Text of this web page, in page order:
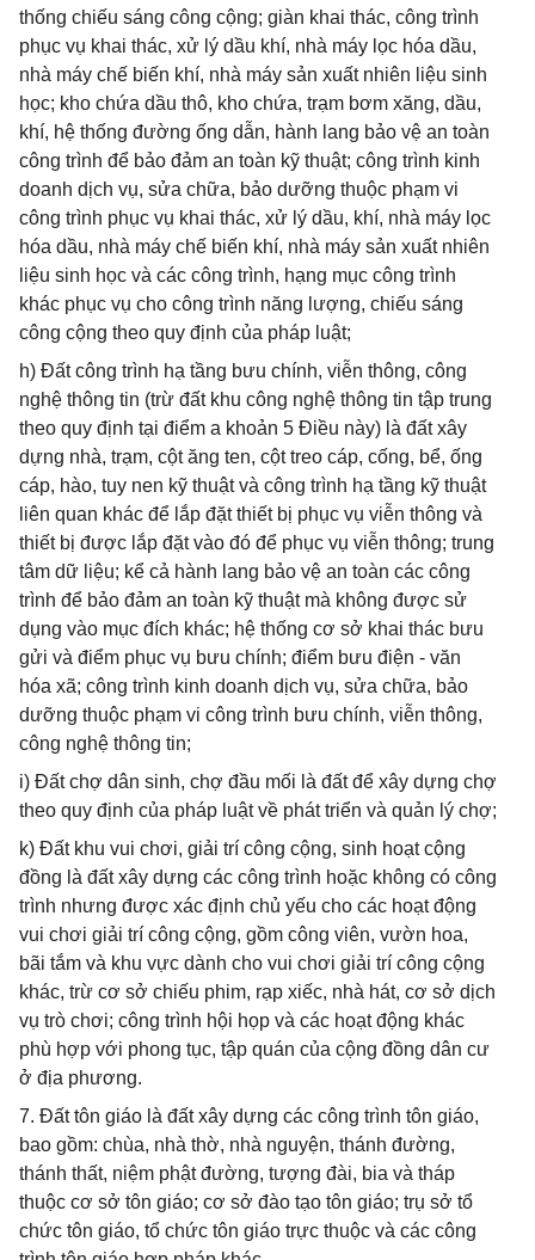
thống chiếu sáng công cộng; giàn khai thác, công trình
phục vụ khai thác, xử lý dầu khí, nhà máy lọc hóa dầu,
nhà máy chế biến khí, nhà máy sản xuất nhiên liệu sinh
học; kho chứa dầu thô, kho chứa, trạm bơm xăng, dầu,
khí, hệ thống đường ống dẫn, hành lang bảo vệ an toàn
công trình để bảo đảm an toàn kỹ thuật; công trình kinh
doanh dịch vụ, sửa chữa, bảo dưỡng thuộc phạm vi
công trình phục vụ khai thác, xử lý dầu, khí, nhà máy lọc
hóa dầu, nhà máy chế biến khí, nhà máy sản xuất nhiên
liệu sinh học và các công trình, hạng mục công trình
khác phục vụ cho công trình năng lượng, chiếu sáng
công cộng theo quy định của pháp luật;
h) Đất công trình hạ tầng bưu chính, viễn thông, công
nghệ thông tin (trừ đất khu công nghệ thông tin tập trung
theo quy định tại điểm a khoản 5 Điều này) là đất xây
dựng nhà, trạm, cột ăng ten, cột treo cáp, cống, bể, ống
cáp, hào, tuy nen kỹ thuật và công trình hạ tầng kỹ thuật
liên quan khác để lắp đặt thiết bị phục vụ viễn thông và
thiết bị được lắp đặt vào đó để phục vụ viễn thông; trung
tâm dữ liệu; kể cả hành lang bảo vệ an toàn các công
trình để bảo đảm an toàn kỹ thuật mà không được sử
dụng vào mục đích khác; hệ thống cơ sở khai thác bưu
gửi và điểm phục vụ bưu chính; điểm bưu điện - văn
hóa xã; công trình kinh doanh dịch vụ, sửa chữa, bảo
dưỡng thuộc phạm vi công trình bưu chính, viễn thông,
công nghệ thông tin;
i) Đất chợ dân sinh, chợ đầu mối là đất để xây dựng chợ
theo quy định của pháp luật về phát triển và quản lý chợ;
k) Đất khu vui chơi, giải trí công cộng, sinh hoạt cộng
đồng là đất xây dựng các công trình hoặc không có công
trình nhưng được xác định chủ yếu cho các hoạt động
vui chơi giải trí công cộng, gồm công viên, vườn hoa,
bãi tắm và khu vực dành cho vui chơi giải trí công cộng
khác, trừ cơ sở chiếu phim, rạp xiếc, nhà hát, cơ sở dịch
vụ trò chơi; công trình hội họp và các hoạt động khác
phù hợp với phong tục, tập quán của cộng đồng dân cư
ở địa phương.
7. Đất tôn giáo là đất xây dựng các công trình tôn giáo,
bao gồm: chùa, nhà thờ, nhà nguyện, thánh đường,
thánh thất, niệm phật đường, tượng đài, bia và tháp
thuộc cơ sở tôn giáo; cơ sở đào tạo tôn giáo; trụ sở tổ
chức tôn giáo, tổ chức tôn giáo trực thuộc và các công